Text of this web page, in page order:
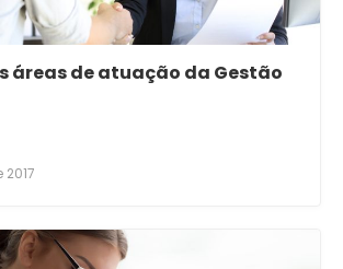
áreas de atuação da Gestão